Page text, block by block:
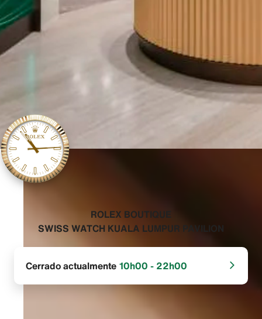
‭ROLEX BOUTIQUE
SWISS WATCH KUALA LUMPUR PAVILION‬
Cerrado actualmente 10h00 - 22h00